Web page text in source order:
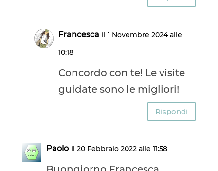
Francesca il 1 Novembre 2024 alle
10:18
Concordo con te! Le visite
guidate sono le migliori!
Rispondi
Paolo il 20 Febbraio 2022 alle 11:58